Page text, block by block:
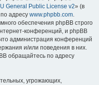
General Public License v2» (в
адресу www.phpbb.com.
обеспечения phpBB строго
конференций, и phpBB
администрация конференций
и/или поведения в них.
обращайтесь по адресу
угрожающих,